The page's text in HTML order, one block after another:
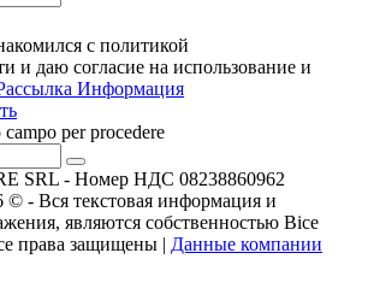
с политикой
и даю согласие на использование и
Информация
per procedere
SRL - Номер НДС 08238860962
©️ - Вся текстовая информация и
являются собственностью Bice
права защищены | Данные компании